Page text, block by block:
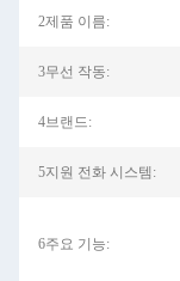
2제품 이름:
3무선 작동:
4브랜드:
5지원 전화 시스템:
6주요 기능: